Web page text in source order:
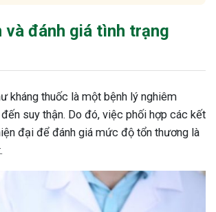
và đánh giá tình trạng
kháng thuốc là một bệnh lý nghiêm
suy thận. Do đó, việc phối hợp các kết
đại để đánh giá mức độ tổn thương là